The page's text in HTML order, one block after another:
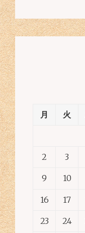
月 火
2 3
9 10
16 17
23 24